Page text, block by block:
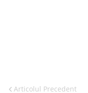
Articolul Precedent